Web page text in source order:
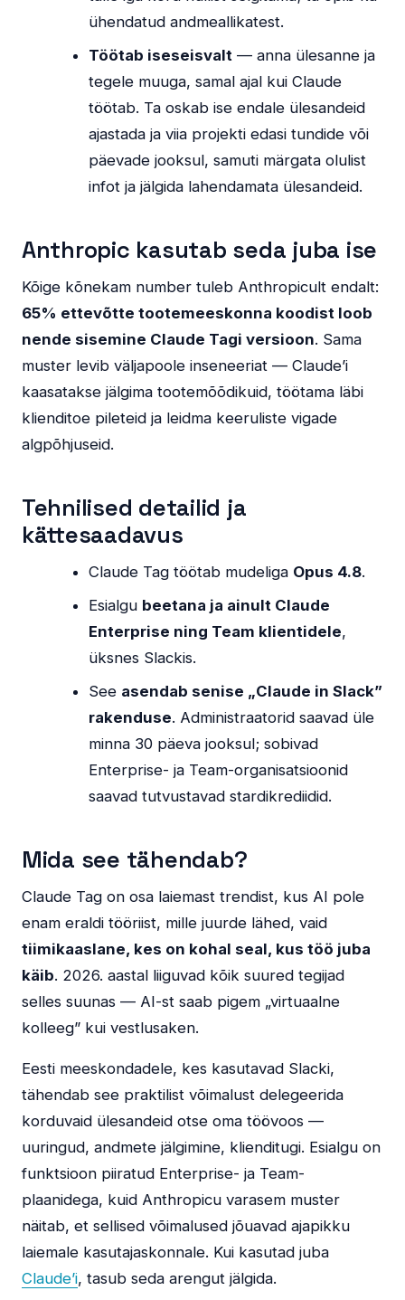
ühendatud andmeallikatest.
Töötab iseseisvalt — anna ülesanne ja
tegele muuga, samal ajal kui Claude
töötab. Ta oskab ise endale ülesandeid
ajastada ja viia projekti edasi tundide või
päevade jooksul, samuti märgata olulist
infot ja jälgida lahendamata ülesandeid.
Anthropic kasutab seda juba ise
Kõige kõnekam number tuleb Anthropicult endalt:
65% ettevõtte tootemeeskonna koodist loob
nende sisemine Claude Tagi versioon. Sama
muster levib väljapoole inseneeriat — Claude’i
kaasatakse jälgima tootemõõdikuid, töötama läbi
klienditoe pileteid ja leidma keeruliste vigade
algpõhjuseid.
Tehnilised detailid ja
kättesaadavus
Claude Tag töötab mudeliga Opus 4.8.
Esialgu beetana ja ainult Claude
Enterprise ning Team klientidele,
üksnes Slackis.
See asendab senise „Claude in Slack”
rakenduse. Administraatorid saavad üle
minna 30 päeva jooksul; sobivad
Enterprise- ja Team-organisatsioonid
saavad tutvustavad stardikrediidid.
Mida see tähendab?
Claude Tag on osa laiemast trendist, kus AI pole
enam eraldi tööriist, mille juurde lähed, vaid
tiimikaaslane, kes on kohal seal, kus töö juba
käib. 2026. aastal liiguvad kõik suured tegijad
selles suunas — AI-st saab pigem „virtuaalne
kolleeg” kui vestlusaken.
Eesti meeskondadele, kes kasutavad Slacki,
tähendab see praktilist võimalust delegeerida
korduvaid ülesandeid otse oma töövoos —
uuringud, andmete jälgimine, klienditugi. Esialgu on
funktsioon piiratud Enterprise- ja Team-
plaanidega, kuid Anthropicu varasem muster
näitab, et sellised võimalused jõuavad ajapikku
laiemale kasutajaskonnale. Kui kasutad juba
Claude’i, tasub seda arengut jälgida.